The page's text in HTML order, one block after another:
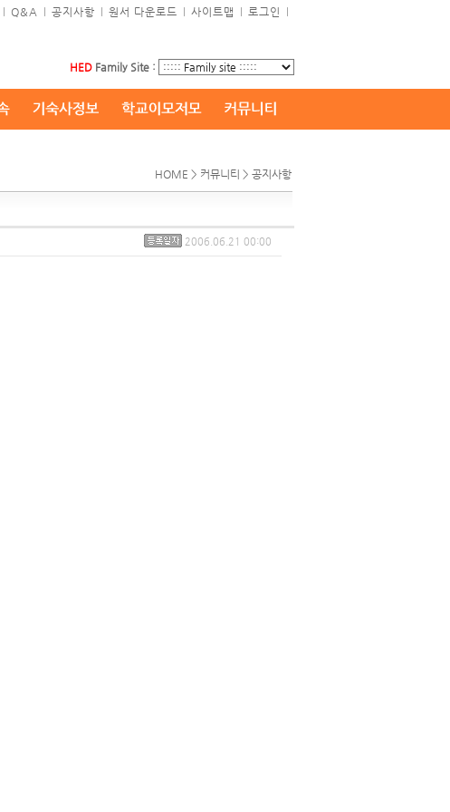
Q&A 공지사항 원서 다운로드 사이트맵 로그인
HED Family Site :
HOME > 커뮤니티 > 공지사항
2006.06.21 00:00